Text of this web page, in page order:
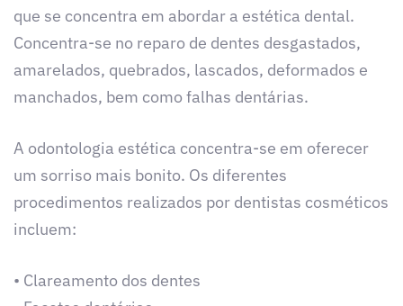
que se concentra em abordar a estética dental.
Concentra-se no reparo de dentes desgastados,
amarelados, quebrados, lascados, deformados e
manchados, bem como falhas dentárias.
A odontologia estética concentra-se em oferecer
um sorriso mais bonito. Os diferentes
procedimentos realizados por dentistas cosméticos
incluem:
• Clareamento dos dentes